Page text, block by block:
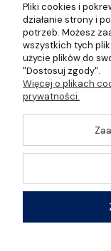
©2026 Wszelkie
Wyposażenie
Pliki cookies i
działanie strony i
potrzeb. Możesz
wszystkich tych
użycie plików do
"Dostosuj zgody".
Więcej o plikach
prywatności.